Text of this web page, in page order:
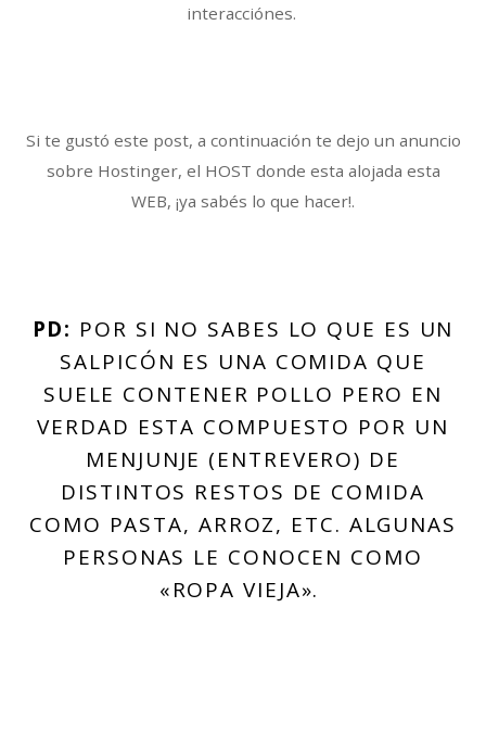
interacciónes.
Si te gustó este post, a continuación te dejo un anuncio
sobre Hostinger, el HOST donde esta alojada esta
WEB, ¡ya sabés lo que hacer!.
PD: POR SI NO SABES LO QUE ES UN
SALPICÓN ES UNA COMIDA QUE
SUELE CONTENER POLLO PERO EN
VERDAD ESTA COMPUESTO POR UN
MENJUNJE (ENTREVERO) DE
DISTINTOS RESTOS DE COMIDA
COMO PASTA, ARROZ, ETC. ALGUNAS
PERSONAS LE CONOCEN COMO
«ROPA VIEJA».